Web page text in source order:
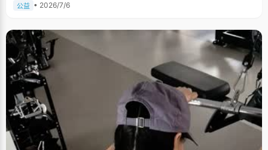
公益 • 2026/7/6